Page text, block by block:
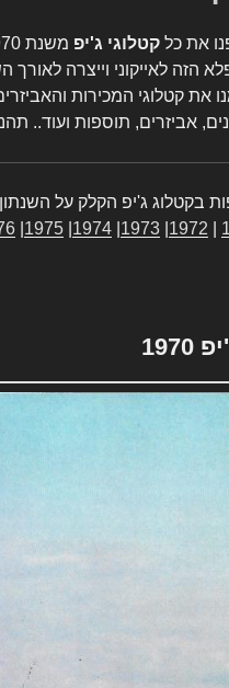
את כל קטלוגי ג'יפ
הזה לאייקוני וייצרה
את קטלוגי המכירות
אביזרים, תוספות ועוד..
בקטלוג ג'יפ הקלק על
1972
1973
1974
1975